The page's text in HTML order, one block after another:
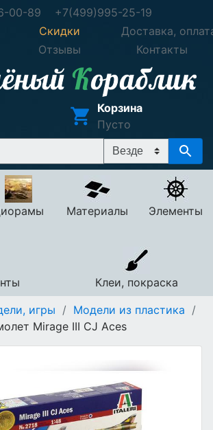
00-89
+7(499)995-25-19
Скидки
Доставка,
Отзывы Контакты
Корзина
Пусто
Материалы Элементы
Клеи, покраска
игры / Модели из пластика /
Mirage III CJ Aces